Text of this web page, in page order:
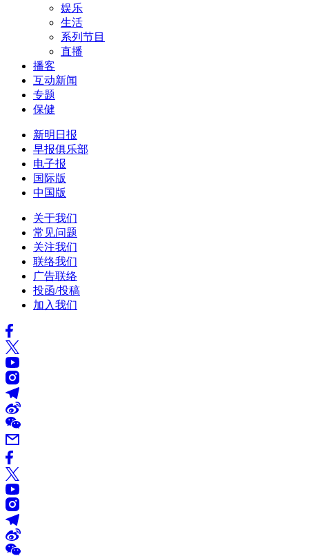
娱乐
生活
系列节目
直播
播客
互动新闻
专题
保健
新明日报
早报俱乐部
电子报
国际版
中国版
关于我们
常见问题
关注我们
联络我们
广告联络
投函/投稿
加入我们